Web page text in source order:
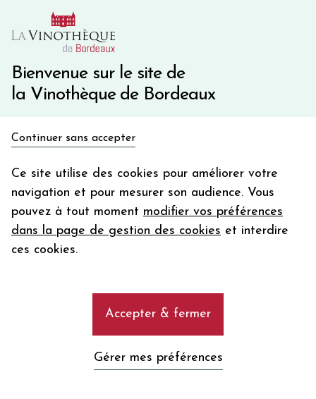
Bienvenue sur le site de
la Vinothèque de Bordeaux
Continuer sans accepter
Ce site utilise des cookies pour améliorer votre
navigation et pour mesurer son audience. Vous
pouvez à tout moment modifier vos préférences
dans la page de gestion des cookies et interdire
ces cookies.
Accepter & fermer
Gérer mes préférences
10€ de remise immédiate sur votre première commande
Une question ?
en bon d'achat
Votre
email
En m’abonnant, j’accepte de recevoir la newsletter de la